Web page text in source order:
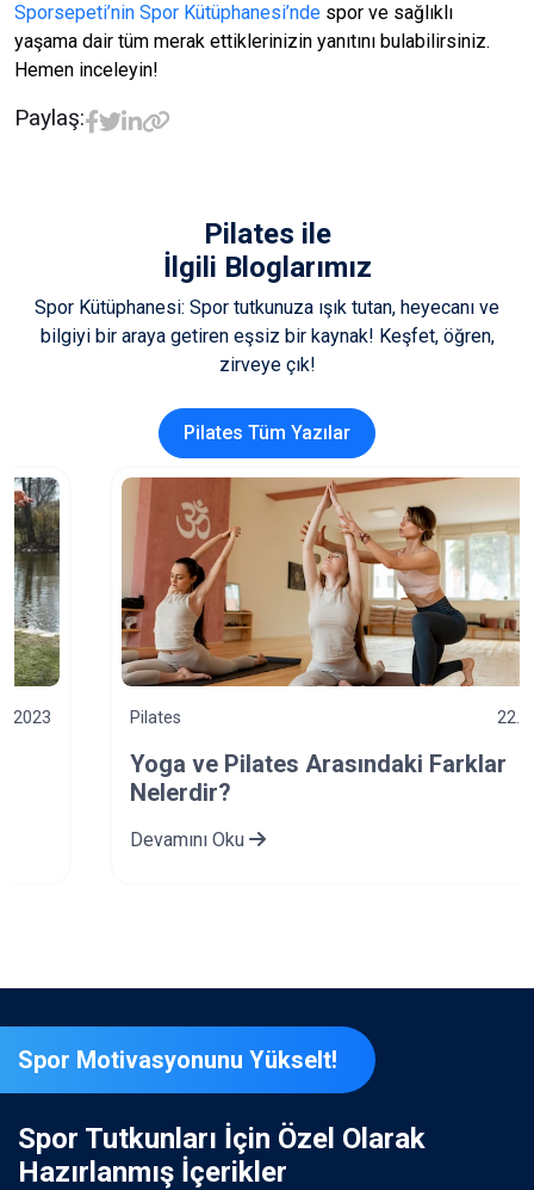
Sporsepeti’nin Spor Kütüphanesi’nde spor ve sağlıklı
yaşama dair tüm merak ettiklerinizin yanıtını bulabilirsiniz.
Hemen inceleyin!
Paylaş:
Pilates ile
İlgili Bloglarımız
Spor Kütüphanesi: Spor tutkunuza ışık tutan, heyecanı ve
bilgiyi bir araya getiren eşsiz bir kaynak! Keşfet, öğren,
zirveye çık!
Pilates Tüm Yazılar
Pilates
Yoga ve Pilates Arasındaki Farklar
Nelerdir?
Devamını Oku
Spor Motivasyonunu Yükselt!
Spor Tutkunları İçin Özel Olarak
Hazırlanmış İçerikler